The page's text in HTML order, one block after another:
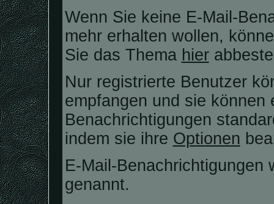
Wenn Sie keine E-Mail-
mehr erhalten wollen,
Sie das Thema hier
Nur registrierte Benutzer
empfangen und sie können
Benachrichtigungen
indem sie ihre Optionen
E-Mail-Benachrichtigungen
genannt.